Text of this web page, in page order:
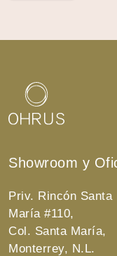
Showroom y
Priv. Rincón Santa
María #110,
Col. Santa María,
Monterrey, N.L.